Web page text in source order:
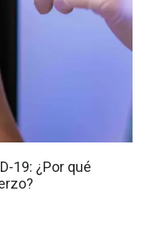
19: ¿Por qué